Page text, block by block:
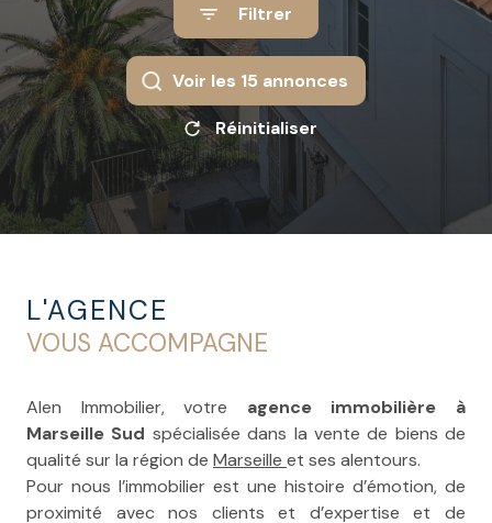
Filtrer
Voir les 15 annonces
Réinitialiser
L'AGENCE
VOUS ACCOMPAGNE
Alen Immobilier, votre agence immobilière à
Marseille Sud spécialisée dans la vente de biens de
qualité sur la région de Marseille et ses alentours.
Pour nous l’immobilier est une histoire d’émotion, de
proximité avec nos clients et d’expertise et de